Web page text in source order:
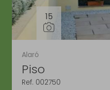
15
Alaró
Piso
Ref. 002750